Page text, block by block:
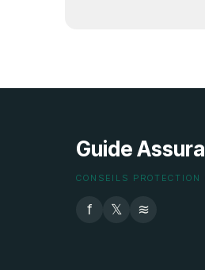
Guide
CONSEILS PROTECTION
f 𝕏 ≋